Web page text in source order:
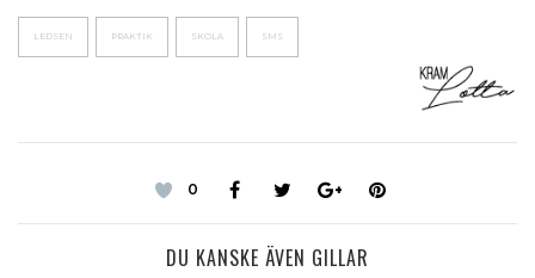
LEDSEN PRAKTIK SKOLA SMS
0
DU KANSKE ÄVEN GILLAR